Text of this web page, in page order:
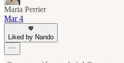
Maria Perrier
Mar 4
Liked by Nando